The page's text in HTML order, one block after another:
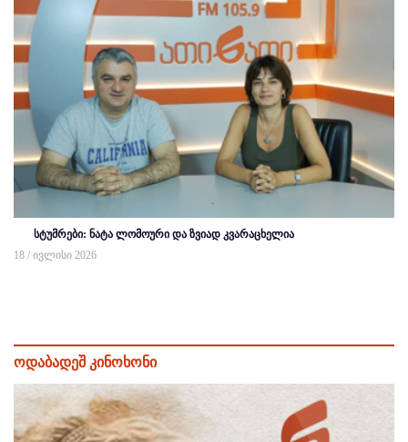
სტუმრები: ნატა ლომოური და ზვიად კვარაცხელია
18 / ივლისი 2026
ოდაბადეშ კინოხონი